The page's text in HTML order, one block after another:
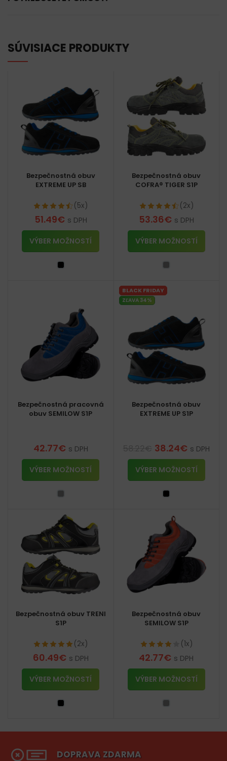
SÚVISIACE PRODUKTY
Bezpečnostná obuv
EXTREME UP SB
(5x)
51.49€ s DPH
VÝBER MOŽNOSTÍ
Bezpečnostná obuv
COFRA® TIGER S1P
(2x)
53.36€ s DPH
VÝBER MOŽNOSTÍ
Bezpečnostná pracovná
obuv SEMILOW S1P
42.77€ s DPH
VÝBER MOŽNOSTÍ
BLACK FRIDAY
ZĽAVA 34%
Bezpečnostná obuv
EXTREME UP S1P
38.24€ s DPH
VÝBER MOŽNOSTÍ
Bezpečnostná obuv TRENI
S1P
(2x)
60.49€ s DPH
VÝBER MOŽNOSTÍ
Bezpečnostná obuv
SEMILOW S1P
(1x)
42.77€ s DPH
VÝBER MOŽNOSTÍ
DOPRAVA ZDARMA